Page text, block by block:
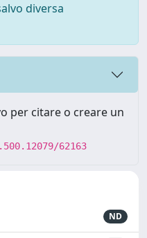
diversa
per citare o creare un
62163
ND